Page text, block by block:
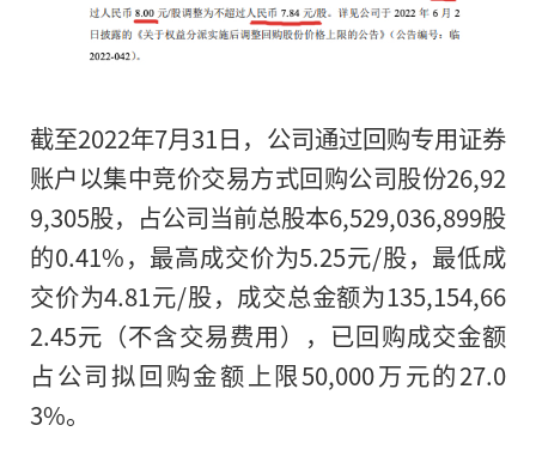
长按二维码
截至2022年7月31日，公司通过回购专用证券
账户以集中竞价交易方式回购公司股份26,92
9,305股，占公司当前总股本6,529,036,899股
的0.41%，最高成交价为5.25元/股，最低成
交价为4.81元/股，成交总金额为135,154,66
2.45元（不含交易费用），已回购成交金额
占公司拟回购金额上限50,000万元的27.0
3%。